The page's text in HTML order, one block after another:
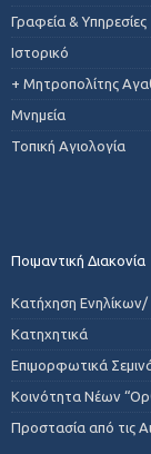
Γραφεία & Υπηρεσίες
Ιστορικό
+ Μητροπολίτης
Μνημεία
Τοπική Αγιολογία
Ποιμαντική Διακονία
Κατήχηση
Κατηχητικά
Επιμορφωτικά
Κοινότητα Νέων
Προστασία από τις